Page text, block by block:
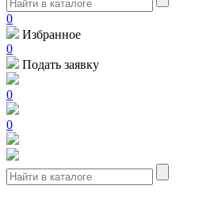
0
Избранное
0
Подать заявку
0
0